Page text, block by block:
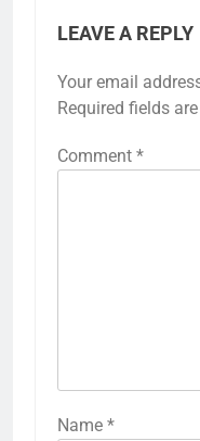
LEAVE A REPLY
Your email
Required fields
Comment *
Name *